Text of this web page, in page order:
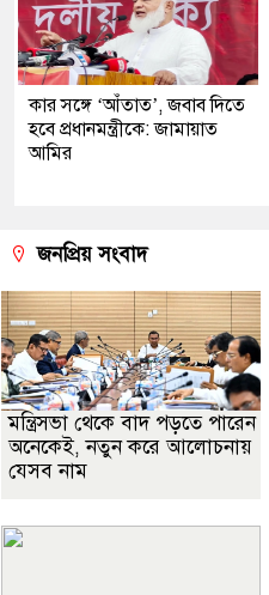
কার সঙ্গে ‘আঁতাত’, জবাব দিতে
হবে প্রধানমন্ত্রীকে: জামায়াত
আমির
জনপ্রিয় সংবাদ
মন্ত্রিসভা থেকে বাদ পড়তে পারেন
অনেকেই, নতুন করে আলোচনায়
যেসব নাম